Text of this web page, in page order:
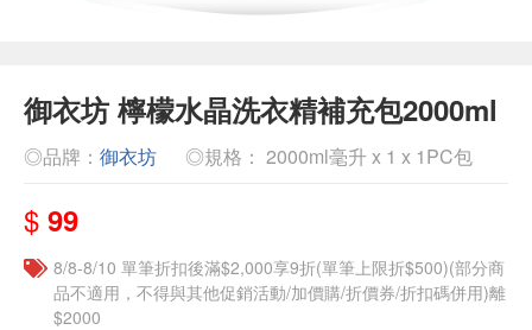
御衣坊 檸檬水晶洗衣精補充包2000ml
◎品牌： 御衣坊 ◎規格： 2000ml毫升 x 1 x 1PC包
$ 99
8/8-8/10 單筆折扣後滿$2,000享9折(單筆上限折$500)(部分商
品不適用，不得與其他促銷活動/加價購/折價券/折扣碼併用)離
$2000